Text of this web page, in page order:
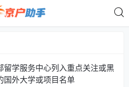
留学服务中心列入重点关注或黑
国外大学或项目名单